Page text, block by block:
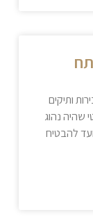
ותיקים
שהיה נהוג
להבטיח